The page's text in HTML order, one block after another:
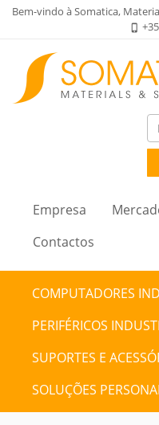
Bem-vindo à Somatica,
phone_iphone
Empresa
Contactos
COMPUTADORES
PERIFÉRICOS
SUPORTES E
SOLUÇÕES